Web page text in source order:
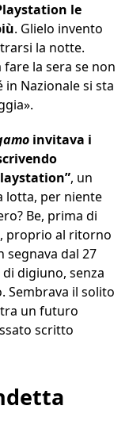
le
. Glielo invento
la notte.
la sera se non
Nazionale si sta
invitava i
, un
lotta, per niente
Be, prima di
proprio al ritorno
segnava dal 27
digiuno, senza
Sembrava il solito
un futuro
scritto